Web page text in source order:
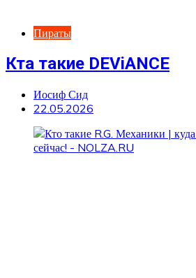
Пираты
Кта такие DEViANCE
Иосиф Сид
22.05.2026